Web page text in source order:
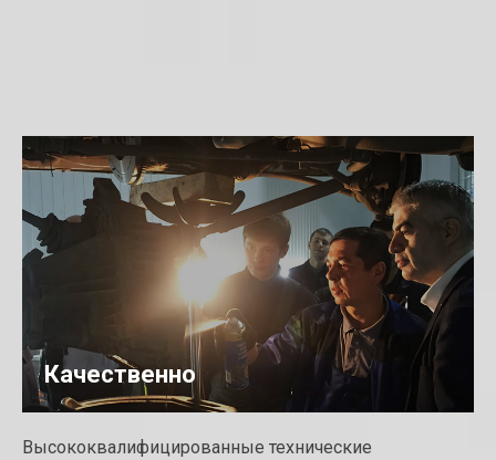
Качественно
Высококвалифицированные технические